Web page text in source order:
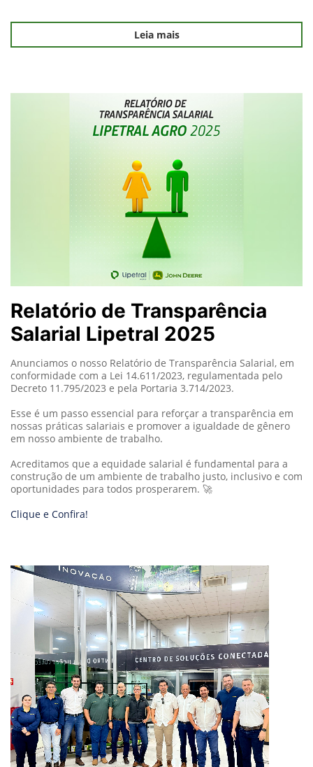
Leia mais
Relatório de Transparência
Salarial Lipetral 2025
Anunciamos o nosso Relatório de Transparência Salarial, em
conformidade com a Lei 14.611/2023, regulamentada pelo
Decreto 11.795/2023 e pela Portaria 3.714/2023.
Esse é um passo essencial para reforçar a transparência em
nossas práticas salariais e promover a igualdade de gênero
em nosso ambiente de trabalho.
Acreditamos que a equidade salarial é fundamental para a
construção de um ambiente de trabalho justo, inclusivo e com
oportunidades para todos prosperarem. 🚀
Clique e Confira!